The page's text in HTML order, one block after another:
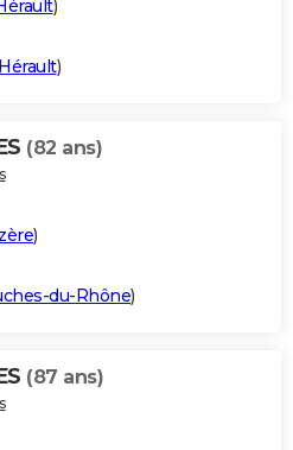
)
)
(82 ans)
)
du-Rhône)
(87 ans)